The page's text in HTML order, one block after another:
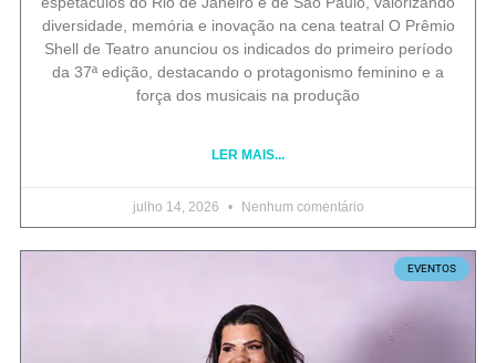
diversidade, memória e inovação na cena teatral O Prêmio
Shell de Teatro anunciou os indicados do primeiro período
da 37ª edição, destacando o protagonismo feminino e a
força dos musicais na produção
LER MAIS...
julho 14, 2026 Nenhum comentário
EVENTOS